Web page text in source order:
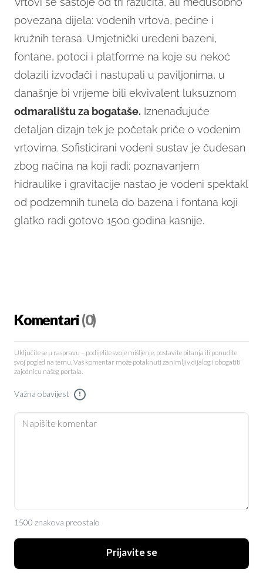
povezana dijela: vodenih vrtova, pećine i
kružnih terasa. Umjetnički uređeni bazeni,
fontane, potoci i platforme na koje su nekoć
dolazili izvođači i nastupali u paviljonima, u
današnje bi vrijeme bili ekvivalent luksuznom
odmaralištu za bogataše. Iznenađujuće
detaljan dizajn tek je početak priče o vodenim
vrtovima. Sofisticirani vodeni sustav je čudesan
zbog načina na koji radi: poznavanjem
hidraulike i gravitacije nastao je vodeni spektakl
od podzemnih tunela do bazena i fontana koji
glatko radi gotovo 1500 godina kasnije.
Komentari(0)
Uključite se u raspravu – podijelite svoje mišljenje, postavite pitanja ili ponudite
svoj pogled na temu. Vaš komentar može potaknuti zanimljiv dijalog i obogatiti
zajednicu našeg portala.
Važna obavijest !
1500 znakova preostalo
Prijavite se